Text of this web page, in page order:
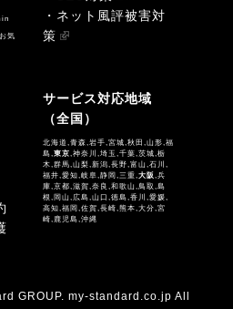
気
・ネット風評被害対
策
サービス対応地域
（全国）
北海道,青森,岩手,宮城,秋田,山形,福
島,東京,神奈川,埼玉,千葉,茨城,栃
木,群馬,山梨,新潟,長野,富山,石川,
福井,愛知,岐阜,静岡,三重,大阪,兵
庫,京都,滋賀,奈良,和歌山,鳥取,島
根,岡山,広島,山口,徳島,香川,愛媛,
高知,福岡,佐賀,長崎,熊本,大分,宮
崎,鹿児島,沖縄
GROUP. my-standard.co.jp All